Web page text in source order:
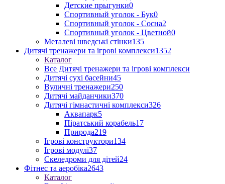
Детские прыгунки0
Спортивный уголок - Бук0
Спортивный уголок - Сосна2
Спортивный уголок - Цветной0
Металеві шведські стінки135
Дитячі тренажери та ігрові комплекси1352
Каталог
Все Дитячі тренажери та ігрові комплекси
Дитячі сухі басейни45
Вуличні тренажери250
Дитячі майданчики370
Дитячі гімнастичні комплекси326
Аквапарк5
Піратський корабель17
Природа219
Ігрові конструктори134
Ігрові модулі37
Скеледроми для дітей24
Фітнес та аеробіка2643
Каталог